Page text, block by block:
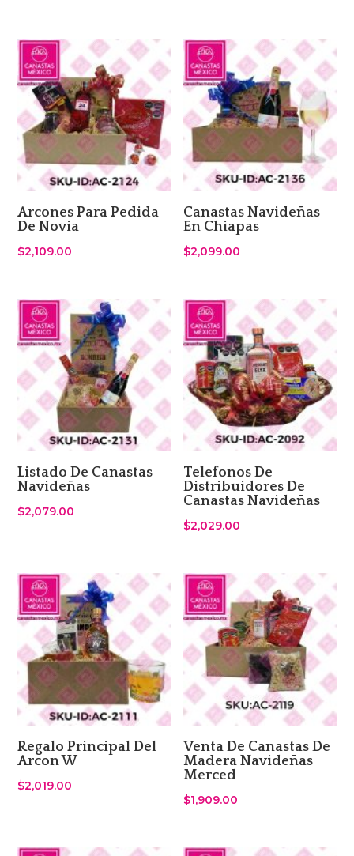
Arcones Para Pedida
De Novia
$2,109.00
Canastas Navideñas
En Chiapas
$2,099.00
Listado De Canastas
Navideñas
$2,079.00
Telefonos De
Distribuidores De
Canastas Navideñas
$2,029.00
Regalo Principal Del
Arcon W
$2,019.00
Venta De Canastas De
Madera Navideñas
Merced
$1,909.00